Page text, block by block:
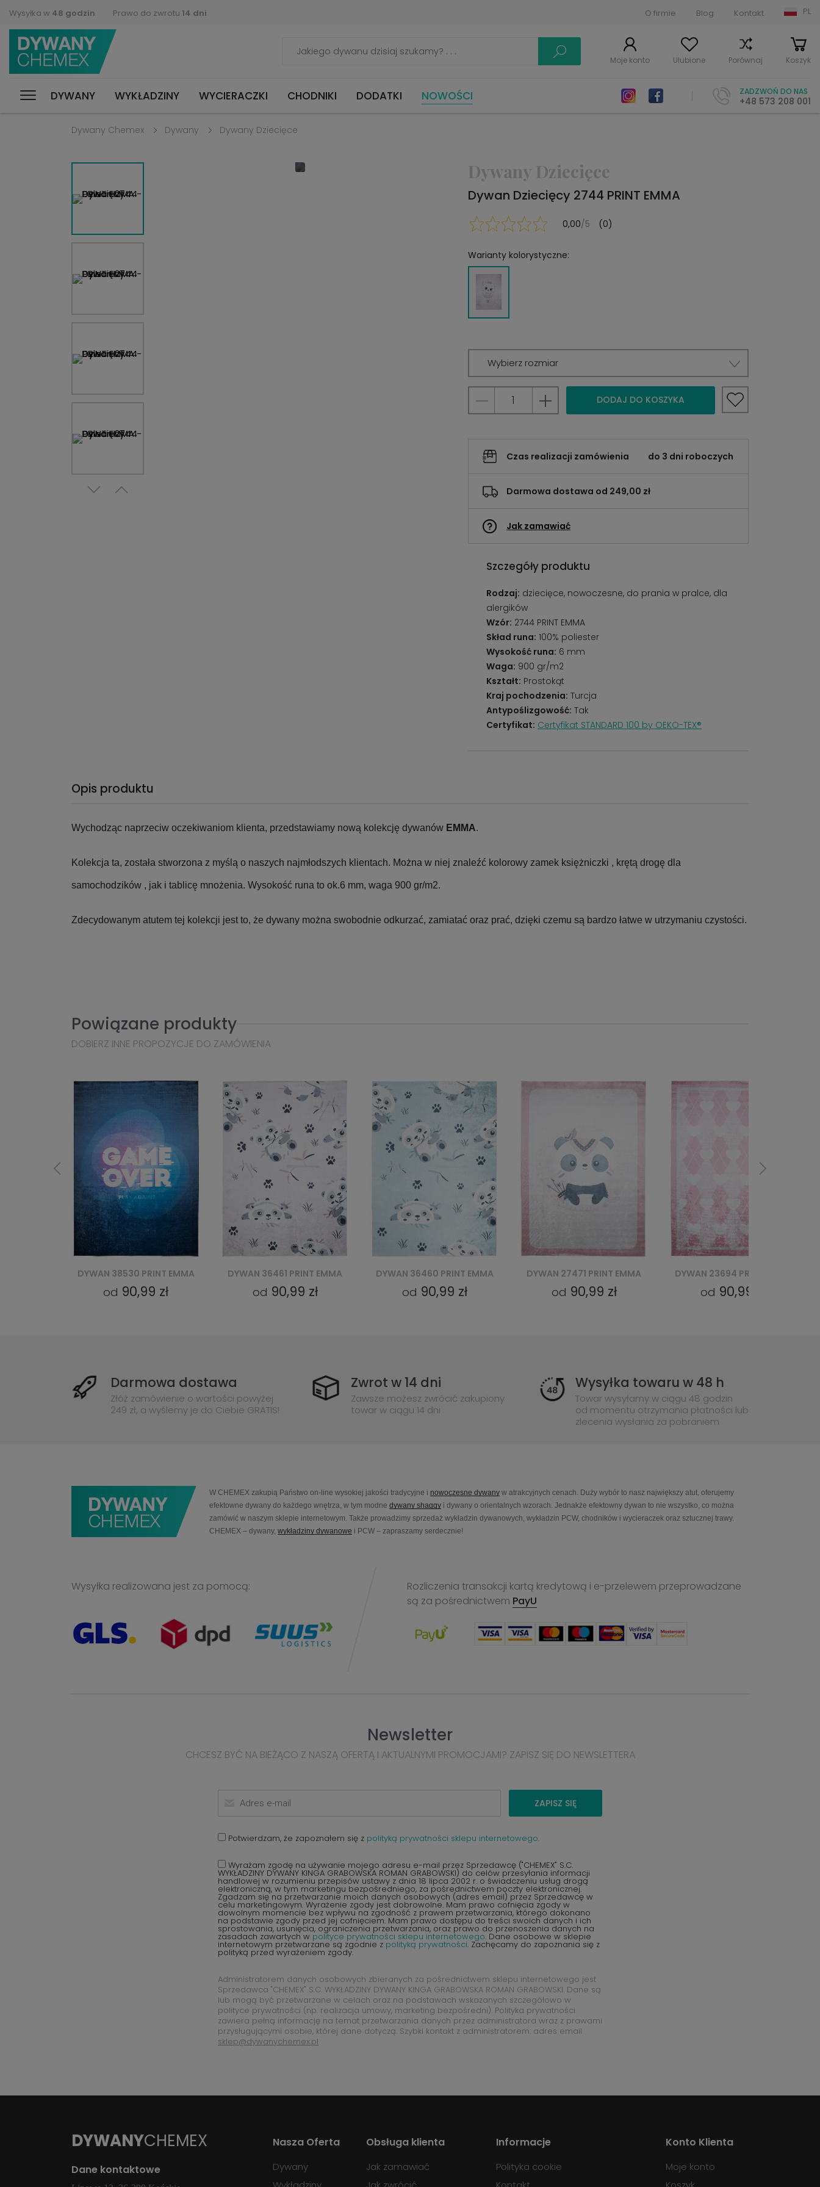
Wysyłka w 48 godzin Prawo do zwrotu 14 dni O firmie Blog Kontakt PL
Moje konto Ulubione Porównaj Koszyk
DYWANY WYKŁADZINY WYCIERACZKI CHODNIKI DODATKI NOWOŚCI ZADZWOŃ DO NAS
+48 573 208 001
Dywany Chemex Dywany Dywany Dziecięce
Dywany Dziecięce
Dywan Dziecięcy 2744 PRINT EMMA
0,00/5 (0)
Warianty kolorystyczne:
Wybierz rozmiar
DODAJ DO KOSZYKA
Czas realizacji zamówienia do 3 dni roboczych
Darmowa dostawa od 249,00 zł
Jak zamawiać
Szczegóły produktu
Rodzaj: dziecięce, nowoczesne, do prania w pralce, dla
alergików
Wzór: 2744 PRINT EMMA
Skład runa: 100% poliester
Wysokość runa: 6 mm
Waga: 900 gr/m2
Kształt: Prostokąt
Kraj pochodzenia: Turcja
Antypoślizgowość: Tak
Certyfikat: Certyfikat STANDARD 100 by OEKO-TEX®
Opis produktu
Wychodząc naprzeciw oczekiwaniom klienta, przedstawiamy nową kolekcję dywanów EMMA.
Kolekcja ta, została stworzona z myślą o naszych najmłodszych klientach. Można w niej znaleźć kolorowy zamek księżniczki , krętą drogę dla
samochodzików , jak i tablicę mnożenia. Wysokość runa to ok.6 mm, waga 900 gr/m2.
Zdecydowanym atutem tej kolekcji jest to, że dywany można swobodnie odkurzać, zamiatać oraz prać, dzięki czemu są bardzo łatwe w utrzymaniu czystości.
Powiązane produkty
DOBIERZ INNE PROPOZYCJE DO ZAMÓWIENIA
DYWAN 36461 PRINT EMMA
od 90,99 zł
DYWAN 36460 PRINT EMMA
od 90,99 zł
DYWAN 27471 PRINT EMMA
od 90,99 zł
DYWAN 23694 PRINT EMMA
od 90,99 zł
DYWAN 23691 PRINT EMMA
od 90,99 zł
Darmowa dostawa
Złóż zamówienie o wartości powyżej
249 zł, a wyślemy je do Ciebie GRATIS!
Zwrot w 14 dni
Zawsze możesz zwrócić zakupiony
towar w ciągu 14 dni
Wysyłka towaru w 48 h
Towar wysyłamy w ciągu 48 godzin
od momentu otrzymania płatności lub
zlecenia wysłania za pobraniem
W CHEMEX zakupią Państwo on-line wysokiej jakości tradycyjne i nowoczesne dywany w atrakcyjnych cenach. Duży wybór to nasz największy atut, oferujemy
efektowne dywany do każdego wnętrza, w tym modne dywany shaggy i dywany o orientalnych wzorach. Jednakże efektowny dywan to nie wszystko, co można
zamówić w naszym sklepie internetowym. Także prowadzimy sprzedaż wykładzin dywanowych, wykładzin PCW, chodników i wycieraczek oraz sztucznej trawy.
CHEMEX – dywany, wykładziny dywanowe i PCW – zapraszamy serdecznie!
Wysyłka realizowana jest za pomocą:
Rozliczenia transakcji kartą kredytową i e-przelewem przeprowadzane
są za pośrednictwem PayU
Newsletter
CHCESZ BYĆ NA BIEŻĄCO Z NASZĄ OFERTĄ I AKTUALNYMI PROMOCJAMI? ZAPISZ SIĘ DO NEWSLETTERA
ZAPISZ SIĘ
Potwierdzam, że zapoznałem się z polityką prywatności sklepu internetowego.
Wyrażam zgodę na używanie mojego adresu e-mail przez Sprzedawcę ("CHEMEX" S.C.
WYKŁADZINY DYWANY KINGA GRABOWSKA ROMAN GRABOWSKI) do celów przesyłania informacji
handlowej w rozumieniu przepisów ustawy z dnia 18 lipca 2002 r. o świadczeniu usług drogą
elektroniczną, w tym marketingu bezpośredniego, za pośrednictwem poczty elektronicznej.
Zgadzam się na przetwarzanie moich danych osobowych (adres email) przez Sprzedawcę w
celu marketingowym. Wyrażenie zgody jest dobrowolne. Mam prawo cofnięcia zgody w
dowolnym momencie bez wpływu na zgodność z prawem przetwarzania, którego dokonano
na podstawie zgody przed jej cofnięciem. Mam prawo dostępu do treści swoich danych i ich
sprostowania, usunięcia, ograniczenia przetwarzania, oraz prawo do przenoszenia danych na
zasadach zawartych w polityce prywatności sklepu internetowego. Dane osobowe w sklepie
internetowym przetwarzane są zgodnie z polityką prywatności. Zachęcamy do zapoznania się z
polityką przed wyrażeniem zgody.
Administratorem danych osobowych zbieranych za pośrednictwem sklepu internetowego jest
Sprzedawca "CHEMEX" S.C. WYKŁADZINY DYWANY KINGA GRABOWSKA ROMAN GRABOWSKI. Dane są
lub mogą być przetwarzane w celach oraz na podstawach wskazanych szczegółowo w
polityce prywatności (np. realizacja umowy, marketing bezpośredni). Polityka prywatności
zawiera pełną informację na temat przetwarzania danych przez administratora wraz z prawami
przysługującymi osobie, której dane dotyczą. Szybki kontakt z administratorem: adres email
sklep@dywanychemex.pl
DYWANYCHEMEX
Dane kontaktowe
Nasza Oferta
Dywany
Obsługa klienta
Jak zamawiać
Informacje
Polityka cookie
Konto Klienta
Moje konto